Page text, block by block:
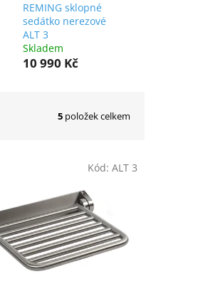
REMING sklopné
sedátko nerezové
ALT 3
Skladem
10 990 Kč
5 položek celkem
Kód: ALT 3